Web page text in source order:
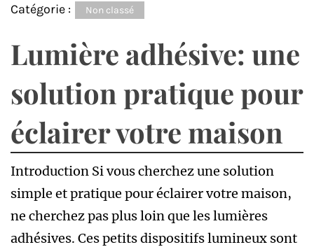
Catégorie : Non classé
Lumière adhésive: une
solution pratique pour
éclairer votre maison
Introduction Si vous cherchez une solution
simple et pratique pour éclairer votre maison,
ne cherchez pas plus loin que les lumières
adhésives. Ces petits dispositifs lumineux sont